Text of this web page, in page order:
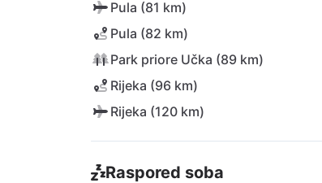
Pula (81 km)
Pula (82 km)
Park priore Učka (89 km)
Rijeka (96 km)
Rijeka (120 km)
Raspored soba